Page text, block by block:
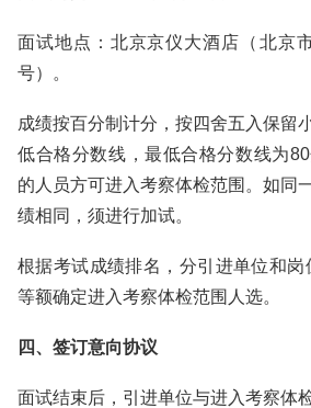
面试地点：北京京仪大酒店（‌北京
号）。
成绩按百分制计分，按四舍五入保留
低合格分数线，最低合格分数线为
的人员方可进入考察体检范围。如同
绩相同，须进行加试。
根据考试成绩排名，分引进单位和岗
等额确定进入考察体检范围人选。
四、签订意向协议
面试结束后，引进单位与进入考察体